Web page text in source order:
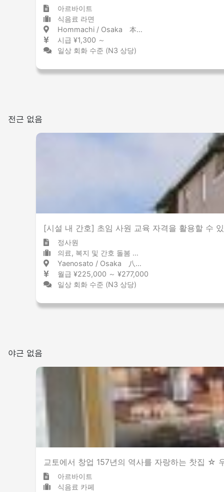
아르바이트
식음료 라면
Hommachi / Osaka 本町 / 大阪府
시급 ¥1,300 ～
일상 회화 수준 (N3 상당)
전근 없음
[시설 내 간호] 초임 사원 교육 자격을 활용할 수
정사원
의료, 복지 및 간호 돌봄 시설
Yaenosato / Osaka 八戸ノ里 / 大阪府
월급 ¥225,000 ～ ¥277,000
일상 회화 수준 (N3 상당)
야근 없음
교토에서 창업 157년의 역사를 자랑하는 찻집 ☆
아르바이트
식음료 카페